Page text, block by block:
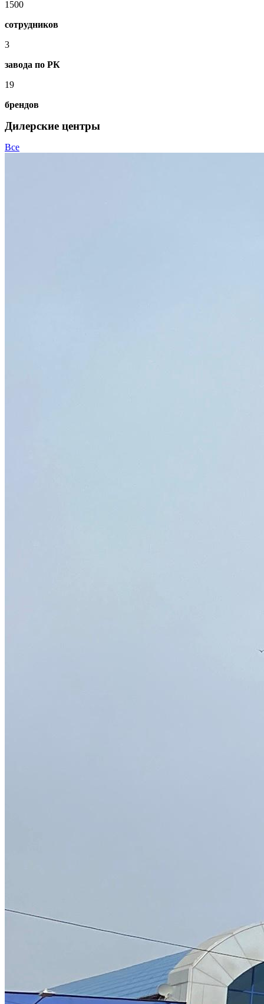
1500
сотрудников
3
завода по РК
19
брендов
Дилерские центры
Все